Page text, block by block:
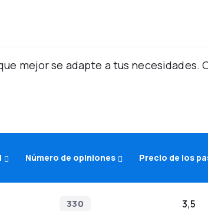
mejor se adapte a tus necesidades.
Número de opiniones Precio de los
330 3,5